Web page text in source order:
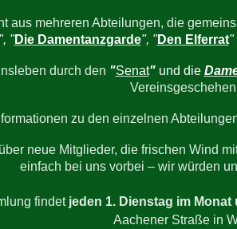
aus mehreren Abteilungen, die
"Die Damentanzgarde", "Den Elferrat"
durch den "Senat"und die
zu den einzelnen
neue Mitglieder, die frischen Wind
einfach bei uns vorbei – wir würden
findet jeden 1. Dienstag im Monat
Aachener Straße in